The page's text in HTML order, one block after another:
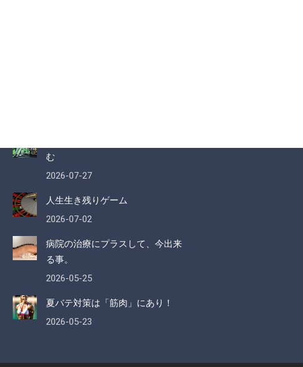
む
2026-07-27
人生生き残りゲーム
2026-07-02
病院の治療にプラスして、今出来
る事。
2026-05-25
夏バテ対策は「筋肉」にあり！
2026-05-23